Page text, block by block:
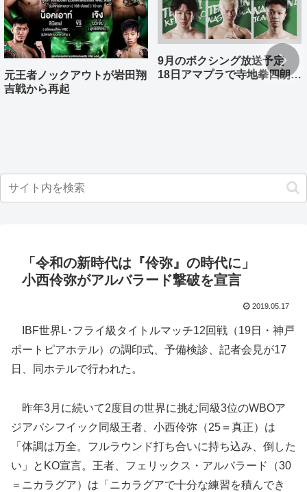
元王者ノックアウトが岩田翔
吉戦から再起
9月のボクシング放送予定
18日アマプラで寺地拳四朗、
「令和の新時代は『伶弥』の時代に」
小西伶弥がアルバラード撃破を宣言
2019.05.17
IBF世界L･フライ級タイトルマッチ12回戦（19日・神戸
ポートピアホテル）の調印式、予備検診、記者会見が17
日、同ホテルで行われた。
昨年3月に続いて2度目の世界に挑む同級3位のWBOア
ジアパシフイック同級王者、小西伶弥（25＝真正）は
「体調は万全。フルラウンド打ち合いに持ち込み、倒した
い」とKO宣言。王者、フェリックス・アルバラード（30
＝ニカラグア）は「ニカラグアで十分な練習を積んでき